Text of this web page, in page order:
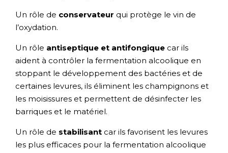
Un rôle de conservateur qui protège le vin de
l’oxydation.
Un rôle antiseptique et antifongique car ils
aident à contrôler la fermentation alcoolique en
stoppant le développement des bactéries et de
certaines levures, ils éliminent les champignons et
les moisissures et permettent de désinfecter les
barriques et le matériel.
Un rôle de stabilisant car ils favorisent les levures
les plus efficaces pour la fermentation alcoolique